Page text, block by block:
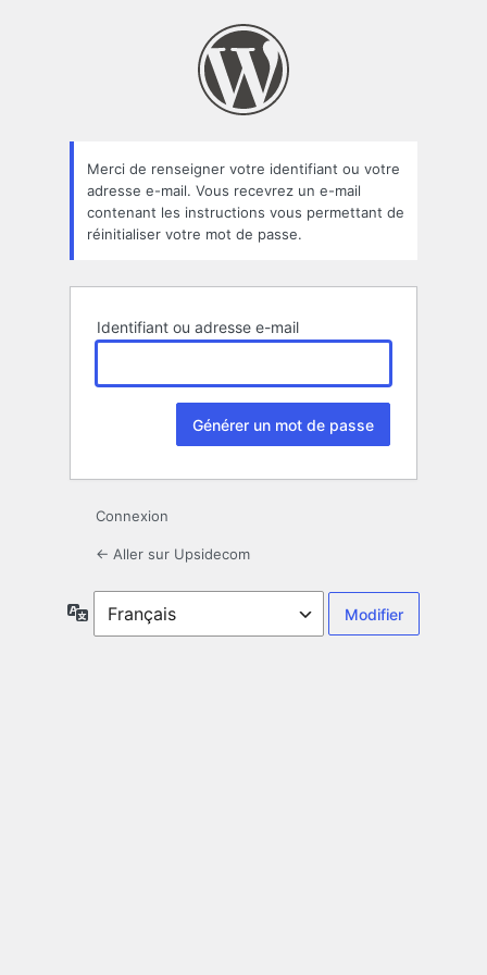
oublié
Merci de renseigner votre identifiant ou votre
adresse e-mail. Vous recevrez un e-mail
contenant les instructions vous permettant de
réinitialiser votre mot de passe.
Identifiant ou adresse e-mail
Connexion
← Aller sur Upsidecom
Langue